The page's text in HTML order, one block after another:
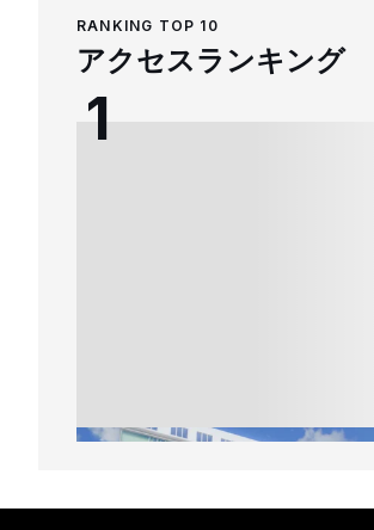
RANKING TOP 10
アクセスランキング